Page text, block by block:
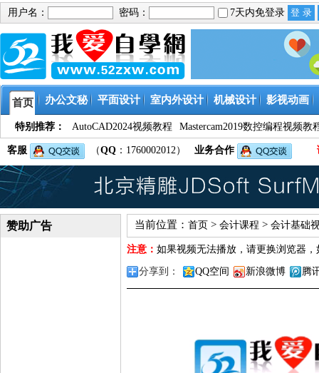
用户名： 密码： 7天内免登录
首页 办公文秘 平面设计 室内外设计 机械设计 影视动画
特别推荐： AutoCAD2024视频教程 Mastercam2019数控编程视频教
客服 （QQ ：1760002012） 业务合作
赞助广告 当前位置： 首页 > 会计课程 > 会计基础
注意： 如果视频无法播放，请更换浏览器，
分享到： QQ空间 新浪微博 腾